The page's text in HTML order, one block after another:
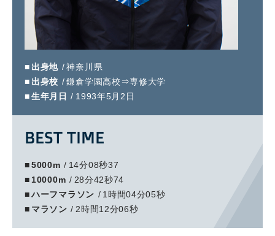
出身地
神奈川県
出身校
鎌倉学園高校⇒専修大学
生年月日
1993年5月2日
BEST TIME
5000m
14分08秒37
10000m
28分42秒74
ハーフマラソン
1時間04分05秒
マラソン
2時間12分06秒